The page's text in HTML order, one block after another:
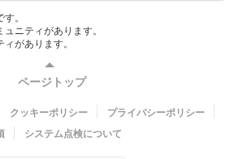
。
ニティがあります。
があります。
ページトップ
クッキーポリシー
プライバシーポリシー
システム点検について